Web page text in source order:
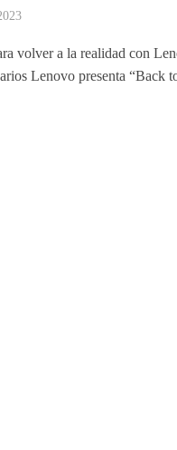
volver a la realidad con
Lenovo presenta “Back